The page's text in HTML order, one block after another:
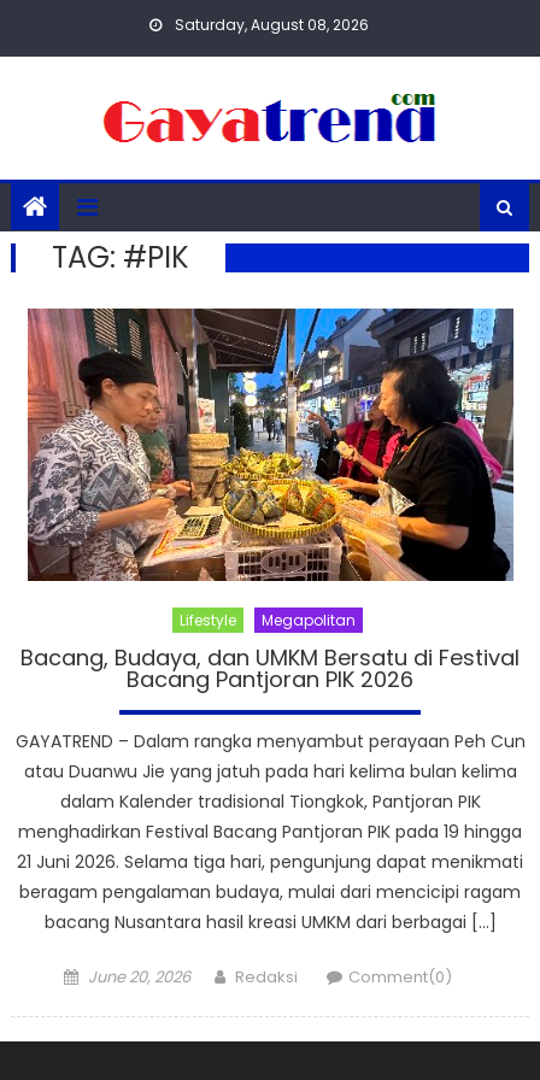
Saturday, August 08, 2026
TAG: #PIK
Lifestyle Megapolitan
Bacang, Budaya, dan UMKM Bersatu di Festival
Bacang Pantjoran PIK 2026
GAYATREND – Dalam rangka menyambut perayaan Peh Cun
atau Duanwu Jie yang jatuh pada hari kelima bulan kelima
dalam Kalender tradisional Tiongkok, Pantjoran PIK
menghadirkan Festival Bacang Pantjoran PIK pada 19 hingga
21 Juni 2026. Selama tiga hari, pengunjung dapat menikmati
beragam pengalaman budaya, mulai dari mencicipi ragam
bacang Nusantara hasil kreasi UMKM dari berbagai […]
Posted
June 20, 2026 Author
Redaksi Comment(0)